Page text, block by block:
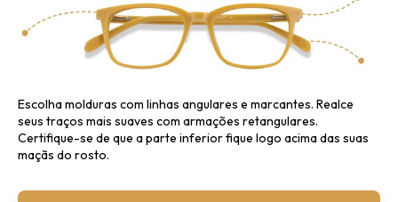
Escolha molduras com linhas angulares e marcantes. Realce
seus traços mais suaves com armações retangulares.
Certifique-se de que a parte inferior fique logo acima das suas
maçãs do rosto.